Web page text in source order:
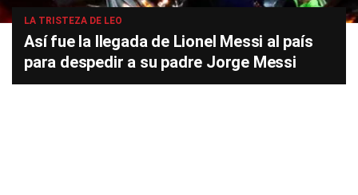
LA TRISTEZA DE LEO
Así fue la llegada de Lionel Messi al país
para despedir a su padre Jorge Messi